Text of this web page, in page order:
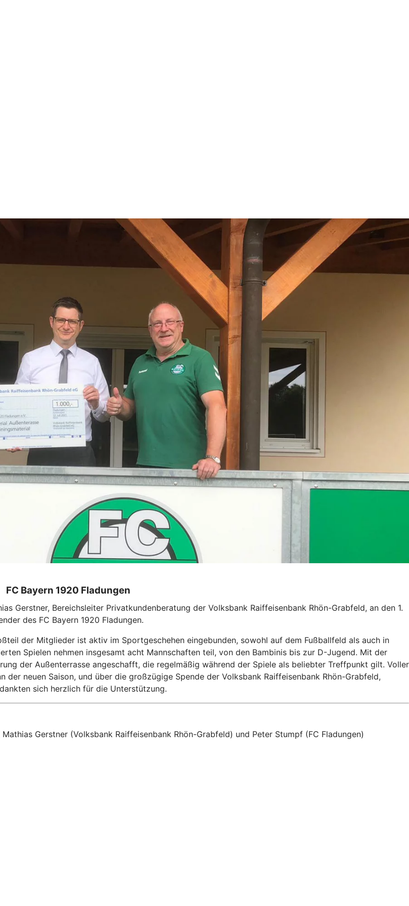
FC Bayern 1920 Fladungen
Gerstner, Bereichsleiter Privatkundenberatung der Volksbank Raiffeisenbank Rhön-Grabfeld, an den 1.
des FC Bayern 1920 Fladungen.
der Mitglieder ist aktiv im Sportgeschehen eingebunden, sowohl auf dem Fußballfeld als auch in
Spielen nehmen insgesamt acht Mannschaften teil, von den Bambinis bis zur D-Jugend. Mit der
der Außenterrasse angeschafft, die regelmäßig während der Spiele als beliebter Treffpunkt gilt. Voller
neuen Saison, und über die großzügige Spende der Volksbank Raiffeisenbank Rhön-Grabfeld,
sich herzlich für die Unterstützung.
Gerstner (Volksbank Raiffeisenbank Rhön-Grabfeld) und Peter Stumpf (FC Fladungen)